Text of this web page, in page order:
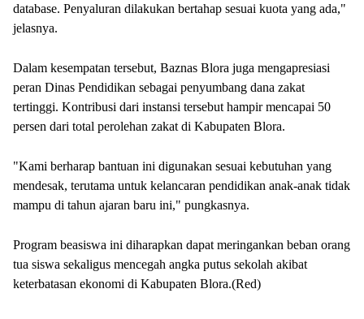
database. Penyaluran dilakukan bertahap sesuai kuota yang ada,"
jelasnya.
Dalam kesempatan tersebut, Baznas Blora juga mengapresiasi
peran Dinas Pendidikan sebagai penyumbang dana zakat
tertinggi. Kontribusi dari instansi tersebut hampir mencapai 50
persen dari total perolehan zakat di Kabupaten Blora.
"Kami berharap bantuan ini digunakan sesuai kebutuhan yang
mendesak, terutama untuk kelancaran pendidikan anak-anak tidak
mampu di tahun ajaran baru ini," pungkasnya.
Program beasiswa ini diharapkan dapat meringankan beban orang
tua siswa sekaligus mencegah angka putus sekolah akibat
keterbatasan ekonomi di Kabupaten Blora.(Red)